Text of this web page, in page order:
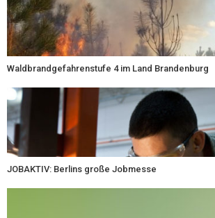
Waldbrandgefahrenstufe 4 im Land Brandenburg
JOBAKTIV: Berlins große Jobmesse